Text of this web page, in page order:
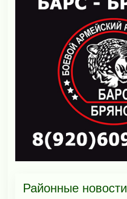
Районные новости